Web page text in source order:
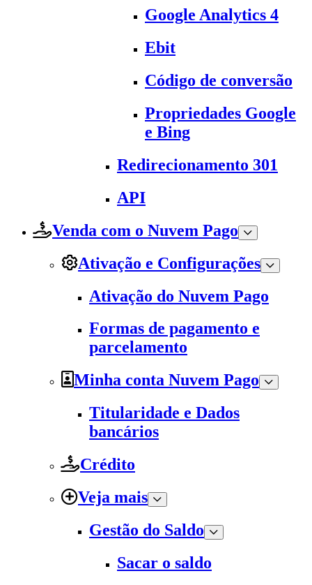
Google Analytics 4
Ebit
Código de conversão
Propriedades Google
e Bing
Redirecionamento 301
API
Venda com o Nuvem Pago
Ativação e Configurações
Ativação do Nuvem Pago
Formas de pagamento e
parcelamento
Minha conta Nuvem Pago
Titularidade e Dados
bancários
Crédito
Veja mais
Gestão do Saldo
Sacar o saldo